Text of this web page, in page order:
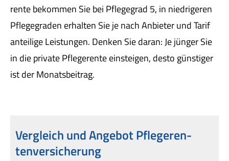
ren­te bekommen Sie bei Pflegegrad 5, in niedrigeren
Pflegegraden erhalten Sie je nach Anbieter und Tarif
anteilige Leistungen. Denken Sie daran: Je jünger Sie
in die private Pfle­ge­ren­te einsteigen, desto günstiger
ist der Monatsbeitrag.
Vergleich und Angebot Pfle­ge­ren­
tenversicherung